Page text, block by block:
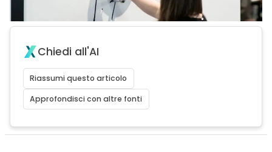
Chiedi all'AI
Riassumi questo articolo
Approfondisci con altre fonti